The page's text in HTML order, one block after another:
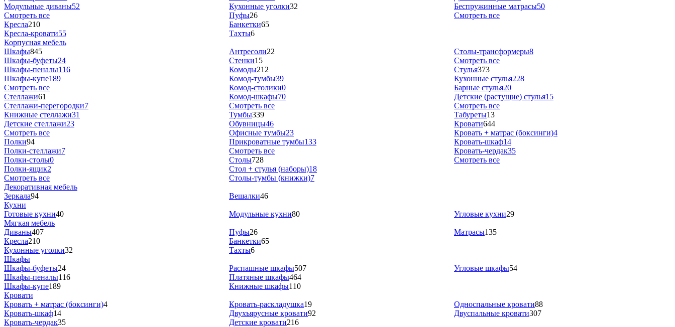
Модульные диваны52
Смотреть все
Кресла210
Кресла-кровати55
Кухонные уголки32
Пуфы26
Банкетки65
Тахты6
Беспружинные матрасы50
Смотреть все
Корпусная мебель
Шкафы845
Шкафы-буфеты24
Шкафы-пеналы116
Шкафы-купе189
Смотреть все
Стеллажи61
Стеллажи-перегородки7
Книжные стеллажи31
Детские стеллажи23
Смотреть все
Полки94
Полки-стеллажи7
Полки-столы0
Полки-ящик2
Смотреть все
Антресоли22
Стенки15
Комоды212
Комод-тумбы39
Комод-столики0
Комод-шкафы70
Смотреть все
Тумбы339
Обувницы46
Офисные тумбы23
Прикроватные тумбы133
Смотреть все
Столы728
Стол + стулья (наборы)18
Столы-тумбы (книжки)7
Столы-трансформеры8
Смотреть все
Стулья373
Кухонные стулья228
Барные стулья20
Детские (растущие) стулья15
Смотреть все
Табуреты13
Кровати644
Кровать + матрас (боксинги)4
Кровать-шкаф14
Кровать-чердак35
Смотреть все
Декоративная мебель
Зеркала94 Вешалки46
Кухни
Готовые кухни40 Модульные кухни80 Угловые кухни29
Мягкая мебель
Диваны407
Кресла210
Кухонные уголки32
Пуфы26
Банкетки65
Тахты6
Матрасы135
Шкафы
Шкафы-буфеты24
Шкафы-пеналы116
Шкафы-купе189
Распашные шкафы507
Платяные шкафы464
Книжные шкафы110
Угловые шкафы54
Кровати
Кровать + матрас (боксинги)4
Кровать-шкаф14
Кровать-чердак35
Кровать-раскладушка19
Двухъярусные кровати92
Детские кровати216
Односпальные кровати88
Двуспальные кровати307